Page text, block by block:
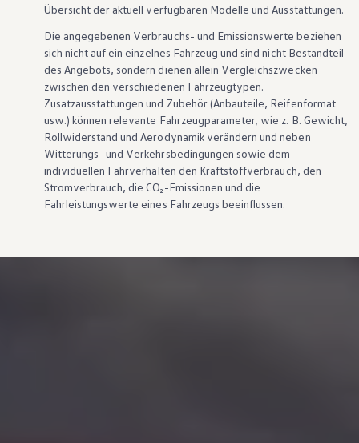
Übersicht der aktuell verfügbaren Modelle und Ausstattungen.
Die angegebenen Verbrauchs- und Emissionswerte beziehen
sich nicht auf ein einzelnes Fahrzeug und sind nicht Bestandteil
des Angebots, sondern dienen allein Vergleichszwecken
zwischen den verschiedenen Fahrzeugtypen.
Zusatzausstattungen und Zubehör(Anbauteile, Reifenformat
usw.) können relevante Fahrzeugparameter, wie z. B. Gewicht,
Rollwiderstand und Aerodynamik verändern und neben
Witterungs- und Verkehrsbedingungen sowie dem
individuellen Fahrverhalten den Kraftstoffverbrauch, den
Stromverbrauch, die CO₂-Emissionen und die
Fahrleistungswerte eines Fahrzeugs beeinflussen.